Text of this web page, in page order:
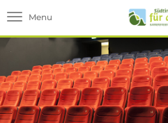
Toggle navigation